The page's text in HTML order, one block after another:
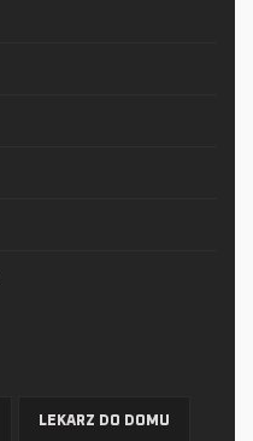
LEKARZ DO DOMU